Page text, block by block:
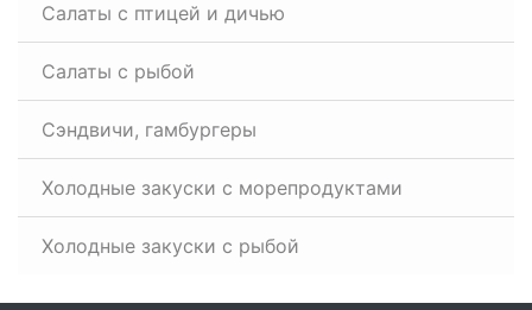
Салаты с птицей и дичью
Салаты с рыбой
Сэндвичи, гамбургеры
Холодные закуски с морепродуктами
Холодные закуски с рыбой